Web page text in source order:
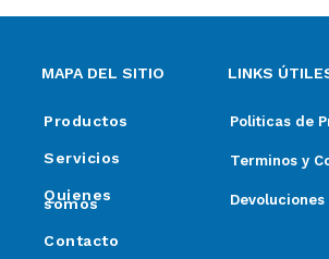
MAPA DEL SITIO
Productos
Servicios
Quienes
somos
Contacto
LINKS
Politicas de
Terminos y
Devoluciones